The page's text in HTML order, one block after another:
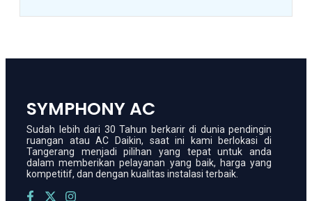
SYMPHONY AC
Sudah lebih dari 30 Tahun berkarir di dunia pendingin
ruangan atau AC Daikin, saat ini kami berlokasi di
Tangerang menjadi pilihan yang tepat untuk anda
dalam memberikan pelayanan yang baik, harga yang
kompetitif, dan dengan kualitas instalasi terbaik.